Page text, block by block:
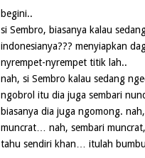
begini..
si Sembro, biasanya kalau
indonesianya??? menyiapkan
nyrempet-nyrempet titik lah..
nah, si Sembro kalau sedang
ngobrol itu dia juga sembari
biasanya dia juga ngomong.
muncrat… nah, sembari
tahu sendiri khan… itulah